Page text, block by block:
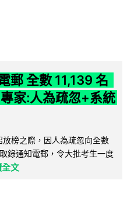
郵 全數 11,139 名
家:人為疏忽+系統
榜之際，因人為疏忽向全數
錄通知電郵，令大批考生一度
全文